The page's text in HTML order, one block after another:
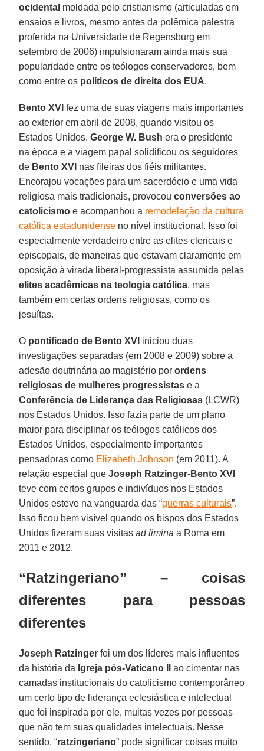
ocidental moldada pelo cristianismo (articuladas em
ensaios e livros, mesmo antes da polêmica palestra
proferida na Universidade de Regensburg em
setembro de 2006) impulsionaram ainda mais sua
popularidade entre os teólogos conservadores, bem
como entre os políticos de direita dos EUA.
Bento XVI fez uma de suas viagens mais importantes
ao exterior em abril de 2008, quando visitou os
Estados Unidos.George W. Bush era o presidente
na época e a viagem papal solidificou os seguidores
de Bento XVI nas fileiras dos fiéis militantes.
Encorajou vocações para um sacerdócio e uma vida
religiosa mais tradicionais, provocouconversões ao
catolicismo e acompanhou a remodelação da cultura
católica estadunidense no nível institucional. Isso foi
especialmente verdadeiro entre as elites clericais e
episcopais, de maneiras que estavam claramente em
oposição à virada liberal-progressista assumida pelas
elites acadêmicas na teologia católica, mas
também em certas ordens religiosas, como os
jesuítas.
O pontificado de Bento XVI iniciou duas
investigações separadas (em 2008 e 2009) sobre a
adesão doutrinária ao magistério porordens
religiosas de mulheres progressistas e a
Conferência de Liderança das Religiosas (LCWR)
nos Estados Unidos. Isso fazia parte de um plano
maior para disciplinar os teólogos católicos dos
Estados Unidos, especialmente importantes
pensadoras como Elizabeth Johnson (em 2011). A
relação especial queJoseph Ratzinger-Bento XVI
teve com certos grupos e indivíduos nos Estados
Unidos esteve na vanguarda das “guerras culturais”.
Isso ficou bem visível quando os bispos dos Estados
Unidos fizeram suas visitasad limina a Roma em
2011 e 2012.
“Ratzingeriano” – coisas
diferentes para pessoas
diferentes
Joseph Ratzinger foi um dos líderes mais influentes
da história da Igreja pós-Vaticano II
ao cimentar nas
camadas institucionais do catolicismo contemporâneo
um certo tipo de liderança eclesiástica e intelectual
que foi inspirada por ele, muitas vezes por pessoas
que não tem suas qualidades intelectuais. Nesse
sentido, “ratzingeriano” pode significar coisas muito